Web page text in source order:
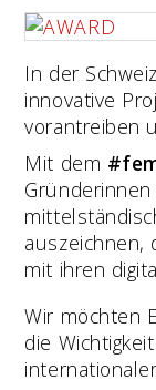
In der
innovative
vorantreiben
Mit dem
auszeichnen,
mit ihren
Wir möchten
die